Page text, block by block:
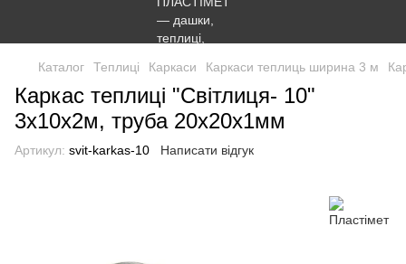
Каталог Теплиці Каркаси Каркаси теплиць ширина 3 м
Каркас теплиці "Світлиця- 10"
3х10х2м, труба 20х20х1мм
Артикул: svit-karkas-10 Написати відгук